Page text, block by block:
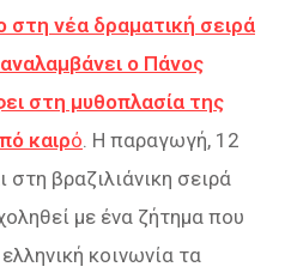
στη νέα δραματική σειρά
ο Πάνος
στη μυθοπλασία της
καιρό. Η παραγωγή, 12
βραζιλιάνικη σειρά
με ένα ζήτημα που
κοινωνία τα